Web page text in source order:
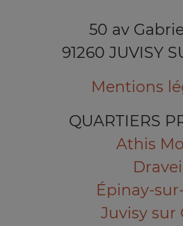
50 av
91260 JUVISY
Mentions
QUARTIERS
Athis
Draveil
Épinay-
Juvisy sur